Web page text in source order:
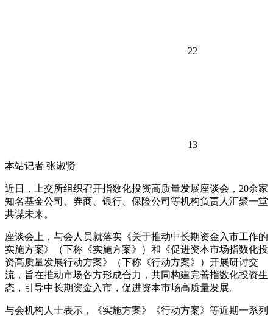
22
13
本站记者 张淑贤
近日，上交所组织召开指数化投资高质量发展座谈会，20余家
知名基金公司、券商、银行、保险公司等机构负责人汇聚一堂
共谋未来。
座谈会上，与会人员就落实《关于推动中长期资金入市工作的
实施方案》（下称《实施方案》）和《促进资本市场指数化投
资高质量发展行动方案》（下称《行动方案》）开展研讨交
流，旨在推动市场各方形成合力，共同构建完善指数化投资生
态，引导中长期资金入市，促进资本市场高质量发展。
与会机构人士表示，《实施方案》《行动方案》等近期一系列